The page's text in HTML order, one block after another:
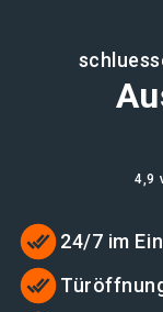
4,9
24/7 im